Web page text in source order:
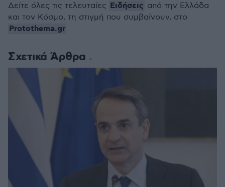
Σχετικά Άρθρα
Δείτε όλες τις τελευταίες Ειδήσεις από την Ελλάδα
και τον Κόσμο, τη στιγμή που συμβαίνουν, στο
Protothema.gr